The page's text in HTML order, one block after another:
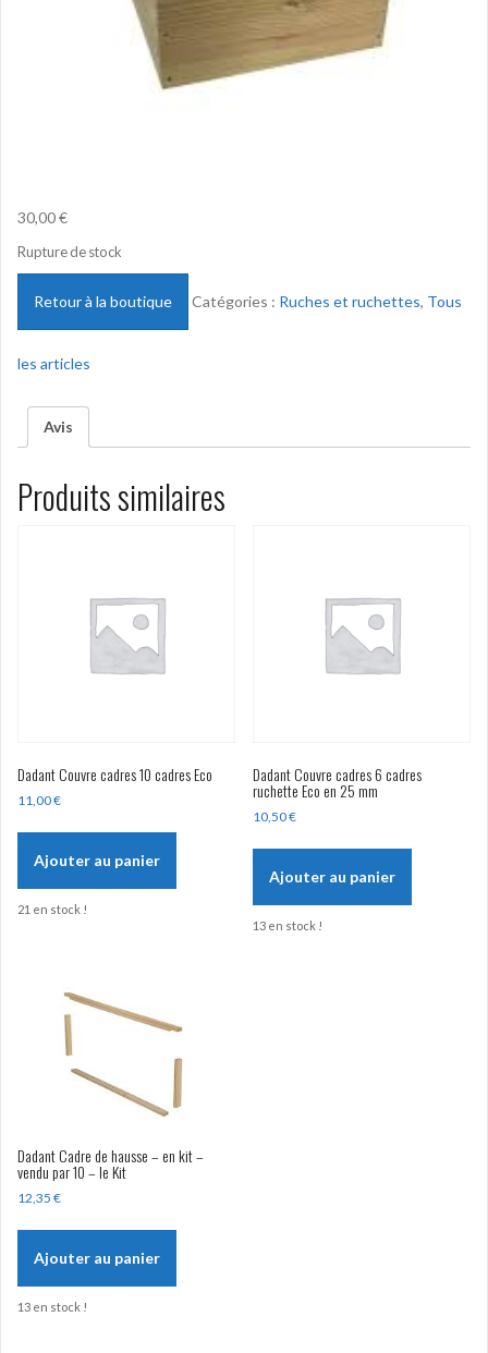
30,00€
Rupture de stock
Retour à la boutique Catégories : Ruches et ruchettes, Tous
les articles
Avis
Produits similaires
Dadant Couvre cadres 10 cadres Eco
11,00€
Ajouter au panier
21 en stock !
Dadant Couvre cadres 6 cadres
ruchette Eco en 25 mm
10,50€
Ajouter au panier
13 en stock !
Dadant Cadre de hausse – en kit –
vendu par 10 – le Kit
12,35 €
Ajouter au panier
13 en stock !